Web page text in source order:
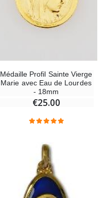
Médaille Profil Sainte Vierge
Marie avec Eau de Lourdes
- 18mm
€25.00